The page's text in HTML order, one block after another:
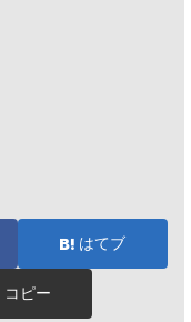
はてブ
コピー